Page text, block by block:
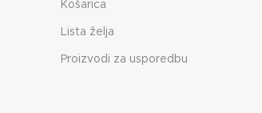
Košarica
Lista želja
Proizvodi za usporedbu